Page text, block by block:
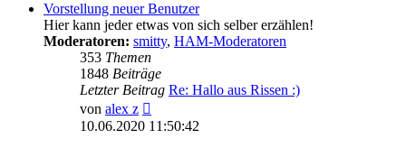
Vorstellung neuer Benutzer
Hier kann jeder etwas von sich selber erzählen!
Moderatoren: smitty, HAM-Moderatoren
353 Themen
1848 Beiträge
Letzter Beitrag Re: Hallo aus Rissen :)
von alex z
Beitrag
10.06.2020 11:50:42